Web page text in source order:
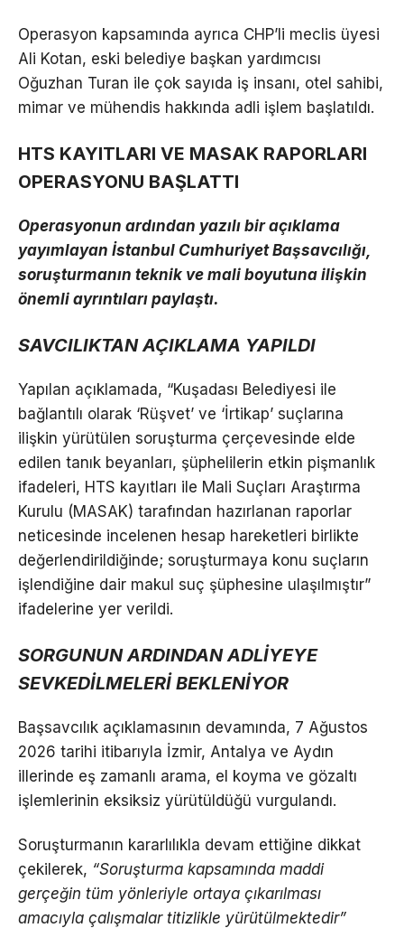
Operasyon kapsamında ayrıca CHP’li meclis üyesi
Ali Kotan, eski belediye başkan yardımcısı
Oğuzhan Turan ile çok sayıda iş insanı, otel sahibi,
mimar ve mühendis hakkında adli işlem başlatıldı.
HTS KAYITLARI VE MASAK RAPORLARI
OPERASYONU BAŞLATTI
Operasyonun ardından yazılı bir açıklama
yayımlayan İstanbul Cumhuriyet Başsavcılığı,
soruşturmanın teknik ve mali boyutuna ilişkin
önemli ayrıntıları paylaştı.
SAVCILIKTAN AÇIKLAMA YAPILDI
Yapılan açıklamada, “Kuşadası Belediyesi ile
bağlantılı olarak ‘Rüşvet’ ve ‘İrtikap’ suçlarına
ilişkin yürütülen soruşturma çerçevesinde elde
edilen tanık beyanları, şüphelilerin etkin pişmanlık
ifadeleri, HTS kayıtları ile Mali Suçları Araştırma
Kurulu (MASAK) tarafından hazırlanan raporlar
neticesinde incelenen hesap hareketleri birlikte
değerlendirildiğinde; soruşturmaya konu suçların
işlendiğine dair makul suç şüphesine ulaşılmıştır”
ifadelerine yer verildi.
SORGUNUN ARDINDAN ADLİYEYE
SEVKEDİLMELERİ BEKLENİYOR
Başsavcılık açıklamasının devamında, 7 Ağustos
2026 tarihi itibarıyla İzmir, Antalya ve Aydın
illerinde eş zamanlı arama, el koyma ve gözaltı
işlemlerinin eksiksiz yürütüldüğü vurgulandı.
Soruşturmanın kararlılıkla devam ettiğine dikkat
çekilerek, “Soruşturma kapsamında maddi
gerçeğin tüm yönleriyle ortaya çıkarılması
amacıyla çalışmalar titizlikle yürütülmektedir”